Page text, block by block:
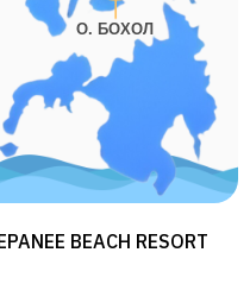
О. БОХОЛ
BEACH RESORT